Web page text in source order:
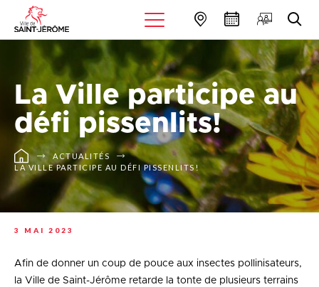
La Ville participe au
défi pissenlits!
ACTUALITÉS
LA VILLE PARTICIPE AU DÉFI PISSENLITS!
3 MAI 2023
Afin de donner un coup de pouce aux insectes pollinisateurs,
la Ville de Saint-Jérôme retarde la tonte de plusieurs terrains